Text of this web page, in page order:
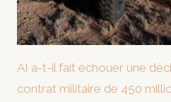
AI a-t-il fait échouer une
contrat militaire de 450